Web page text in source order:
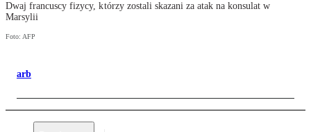
Dwaj francuscy fizycy, którzy zostali skazani za atak na konsulat w
Marsylii
Foto: AFP
arb